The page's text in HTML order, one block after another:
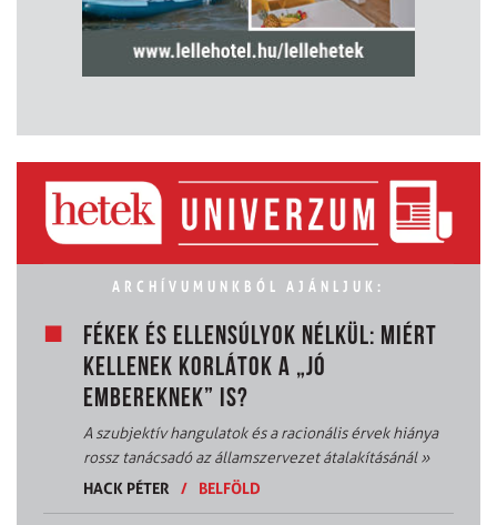
ARCHÍVUMUNKBÓL AJÁNLJUK:
FÉKEK ÉS ELLENSÚLYOK NÉLKÜL: MIÉRT
KELLENEK KORLÁTOK A „JÓ
EMBEREKNEK” IS?
A szubjektív hangulatok és a racionális érvek hiánya
rossz tanácsadó az államszervezet átalakításánál»
HACK PÉTER
/ BELFÖLD